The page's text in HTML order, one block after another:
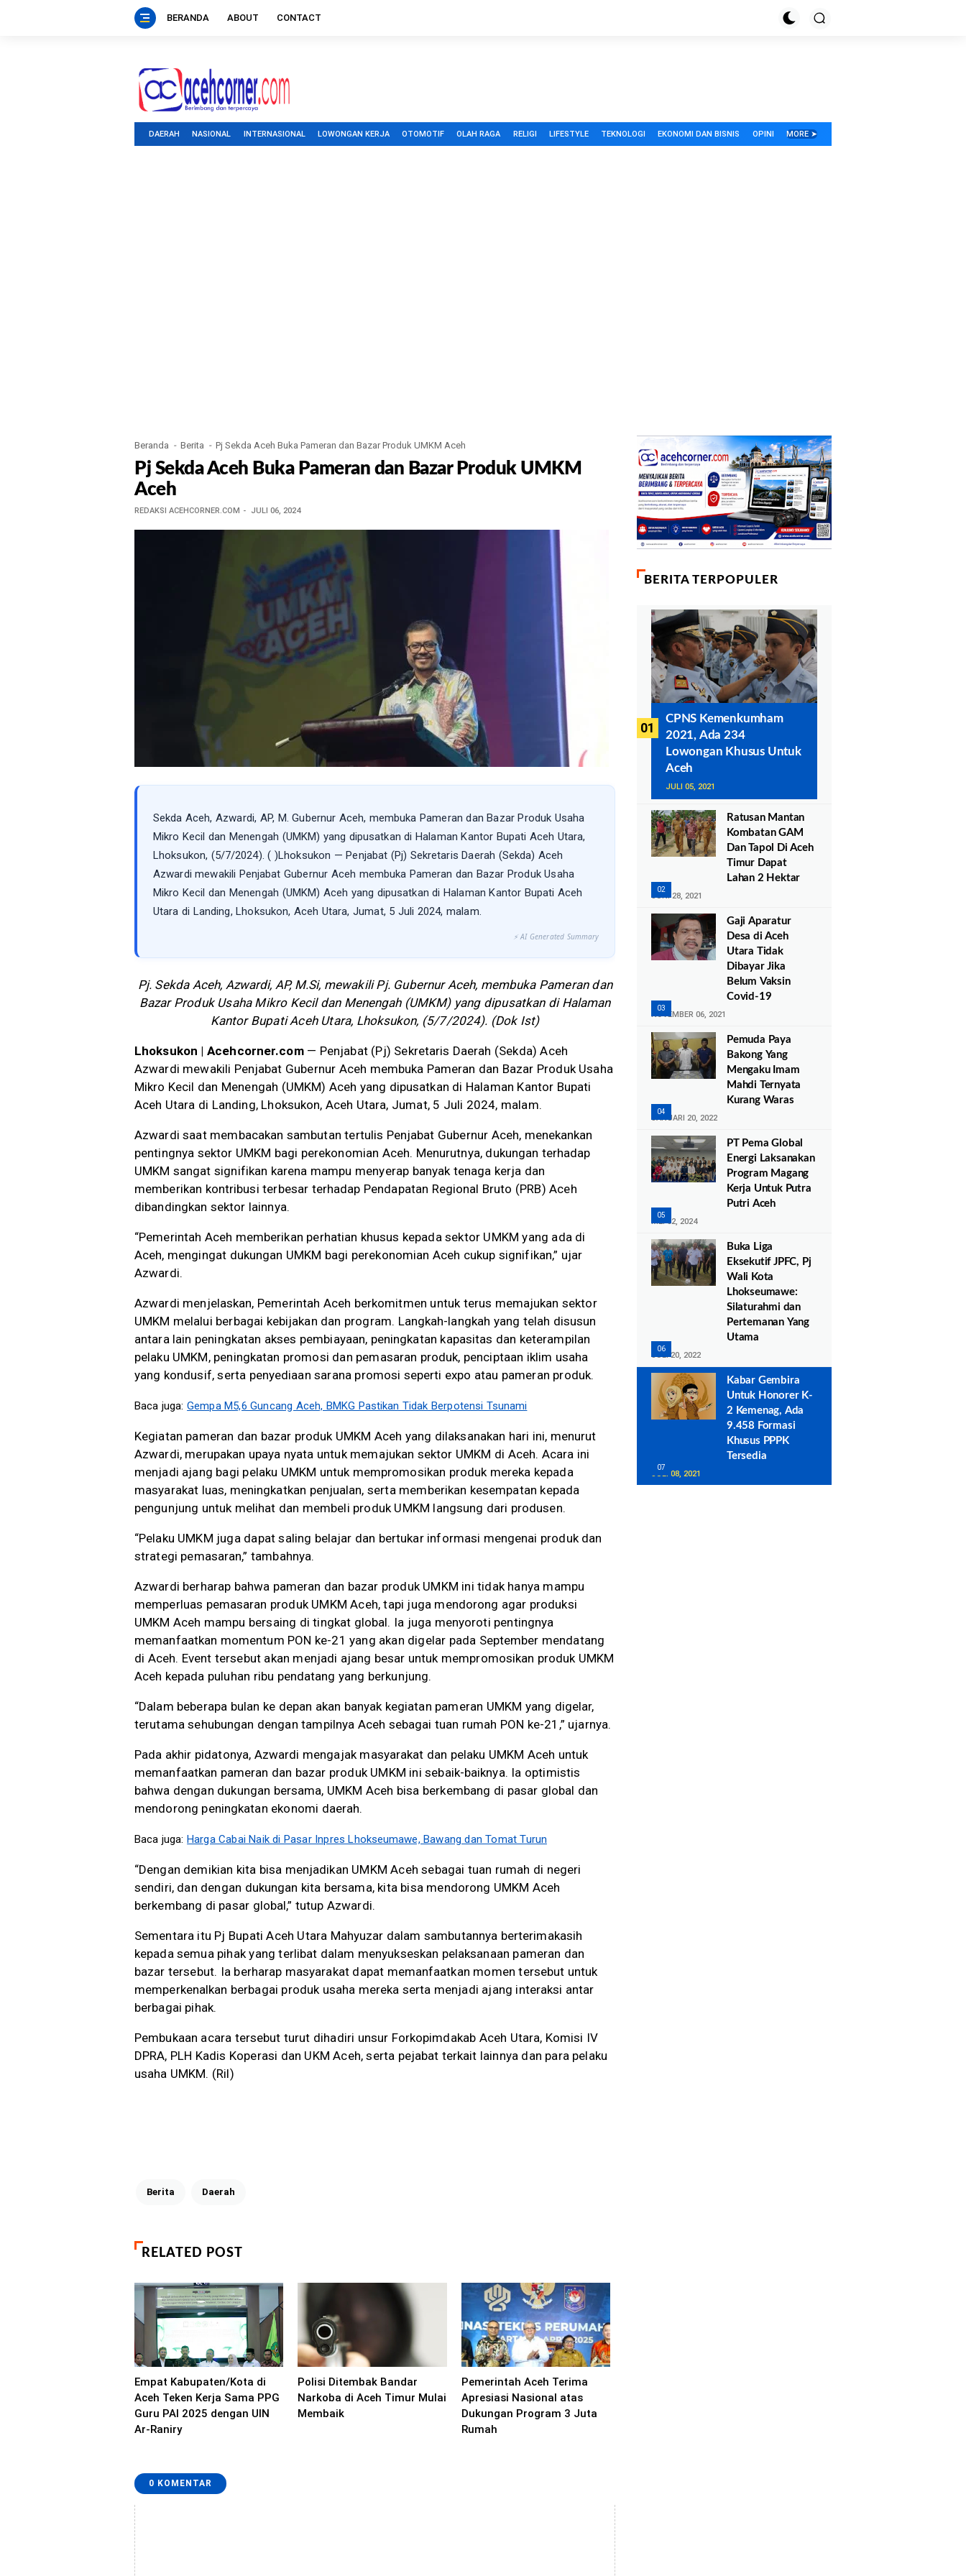
BERANDA ABOUT CONTACT
DAERAH NASIONAL INTERNASIONAL LOWONGAN KERJA OTOMOTIF OLAH RAGA RELIGI LIFESTYLE TEKNOLOGI EKONOMI DAN BISNIS OPINI MORE ➤
Beranda Berita Pj Sekda Aceh Buka Pameran dan Bazar Produk UMKM Aceh
Pj Sekda Aceh Buka Pameran dan Bazar Produk UMKM
Aceh
REDAKSI ACEHCORNER.COM JULI 06, 2024
Sekda Aceh, Azwardi, AP, M. Gubernur Aceh, membuka Pameran dan Bazar Produk Usaha
Mikro Kecil dan Menengah (UMKM) yang dipusatkan di Halaman Kantor Bupati Aceh Utara,
Lhoksukon, (5/7/2024). ( )Lhoksukon — Penjabat (Pj) Sekretaris Daerah (Sekda) Aceh
Azwardi mewakili Penjabat Gubernur Aceh membuka Pameran dan Bazar Produk Usaha
Mikro Kecil dan Menengah (UMKM) Aceh yang dipusatkan di Halaman Kantor Bupati Aceh
Utara di Landing, Lhoksukon, Aceh Utara, Jumat, 5 Juli 2024, malam.
⚡ AI Generated Summary
Pj. Sekda Aceh, Azwardi, AP, M.Si, mewakili Pj. Gubernur Aceh, membuka Pameran dan
Bazar Produk Usaha Mikro Kecil dan Menengah (UMKM) yang dipusatkan di Halaman
Kantor Bupati Aceh Utara, Lhoksukon, (5/7/2024). (Dok Ist)
Lhoksukon | Acehcorner.com— Penjabat (Pj) Sekretaris Daerah (Sekda) Aceh
Azwardi mewakili Penjabat Gubernur Aceh membuka Pameran dan Bazar Produk Usaha
Mikro Kecil dan Menengah (UMKM) Aceh yang dipusatkan di Halaman Kantor Bupati
Aceh Utara di Landing, Lhoksukon, Aceh Utara, Jumat, 5 Juli 2024, malam.
Azwardi saat membacakan sambutan tertulis Penjabat Gubernur Aceh, menekankan
pentingnya sektor UMKM bagi perekonomian Aceh. Menurutnya, dukungan terhadap
UMKM sangat signifikan karena mampu menyerap banyak tenaga kerja dan
memberikan kontribusi terbesar terhadap Pendapatan Regional Bruto (PRB) Aceh
dibandingkan sektor lainnya.
“Pemerintah Aceh memberikan perhatian khusus kepada sektor UMKM yang ada di
Aceh, mengingat dukungan UMKM bagi perekonomian Aceh cukup signifikan,” ujar
Azwardi.
Azwardi menjelaskan, Pemerintah Aceh berkomitmen untuk terus memajukan sektor
UMKM melalui berbagai kebijakan dan program. Langkah-langkah yang telah disusun
antara lain peningkatan akses pembiayaan, peningkatan kapasitas dan keterampilan
pelaku UMKM, peningkatan promosi dan pemasaran produk, penciptaan iklim usaha
yang kondusif, serta penyediaan sarana promosi seperti expo atau pameran produk.
Baca juga: Gempa M5,6 Guncang Aceh, BMKG Pastikan Tidak Berpotensi Tsunami
Kegiatan pameran dan bazar produk UMKM Aceh yang dilaksanakan hari ini, menurut
Azwardi, merupakan upaya nyata untuk memajukan sektor UMKM di Aceh. Acara ini
menjadi ajang bagi pelaku UMKM untuk mempromosikan produk mereka kepada
masyarakat luas, meningkatkan penjualan, serta memberikan kesempatan kepada
pengunjung untuk melihat dan membeli produk UMKM langsung dari produsen.
“Pelaku UMKM juga dapat saling belajar dan bertukar informasi mengenai produk dan
strategi pemasaran,” tambahnya.
Azwardi berharap bahwa pameran dan bazar produk UMKM ini tidak hanya mampu
memperluas pemasaran produk UMKM Aceh, tapi juga mendorong agar produksi
UMKM Aceh mampu bersaing di tingkat global. Ia juga menyoroti pentingnya
memanfaatkan momentum PON ke-21 yang akan digelar pada September mendatang
di Aceh. Event tersebut akan menjadi ajang besar untuk mempromosikan produk UMKM
Aceh kepada puluhan ribu pendatang yang berkunjung.
“Dalam beberapa bulan ke depan akan banyak kegiatan pameran UMKM yang digelar,
terutama sehubungan dengan tampilnya Aceh sebagai tuan rumah PON ke-21,” ujarnya.
Pada akhir pidatonya, Azwardi mengajak masyarakat dan pelaku UMKM Aceh untuk
memanfaatkan pameran dan bazar produk UMKM ini sebaik-baiknya. Ia optimistis
bahwa dengan dukungan bersama, UMKM Aceh bisa berkembang di pasar global dan
mendorong peningkatan ekonomi daerah.
Baca juga: Harga Cabai Naik di Pasar Inpres Lhokseumawe, Bawang dan Tomat Turun
“Dengan demikian kita bisa menjadikan UMKM Aceh sebagai tuan rumah di negeri
sendiri, dan dengan dukungan kita bersama, kita bisa mendorong UMKM Aceh
berkembang di pasar global,” tutup Azwardi.
Sementara itu Pj Bupati Aceh Utara Mahyuzar dalam sambutannya berterimakasih
kepada semua pihak yang terlibat dalam menyukseskan pelaksanaan pameran dan
bazar tersebut. Ia berharap masyarakat dapat memanfaatkan momen tersebut untuk
memperkenalkan berbagai produk usaha mereka serta menjadi ajang interaksi antar
berbagai pihak.
Pembukaan acara tersebut turut dihadiri unsur Forkopimdakab Aceh Utara, Komisi IV
DPRA, PLH Kadis Koperasi dan UKM Aceh, serta pejabat terkait lainnya dan para pelaku
usaha UMKM. (Ril)
Berita Daerah
RELATED POST
Empat Kabupaten/Kota di
Aceh Teken Kerja Sama PPG
Guru PAI 2025 dengan UIN
Ar-Raniry
Polisi Ditembak Bandar
Narkoba di Aceh Timur Mulai
Membaik
Pemerintah Aceh Terima
Apresiasi Nasional atas
Dukungan Program 3 Juta
Rumah
0 KOMENTAR
BERITA TERPOPULER
CPNS Kemenkumham
2021, Ada 234
Lowongan Khusus Untuk
Aceh
JULI 05, 2021
Ratusan Mantan
Kombatan GAM
Dan Tapol Di Aceh
Timur Dapat
Lahan 2 Hektar
JUNI 28, 2021
Gaji Aparatur
Desa di Aceh
Utara Tidak
Dibayar Jika
Belum Vaksin
Covid-19
NOVEMBER 06, 2021
Pemuda Paya
Bakong Yang
Mengaku Imam
Mahdi Ternyata
Kurang Waras
JANUARI 20, 2022
PT Pema Global
Energi Laksanakan
Program Magang
Kerja Untuk Putra
Putri Aceh
MEI 02, 2024
Buka Liga
Eksekutif JPFC, Pj
Wali Kota
Lhokseumawe:
Silaturahmi dan
Pertemanan Yang
Utama
JULI 20, 2022
Kabar Gembira
Untuk Honorer K-
2 Kemenag, Ada
9.458 Formasi
Khusus PPPK
Tersedia
JULI 08, 2021